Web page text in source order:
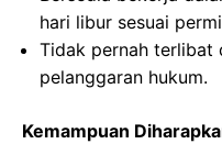
hari libur sesuai
Tidak pernah terlibat
pelanggaran hukum.
Kemampuan